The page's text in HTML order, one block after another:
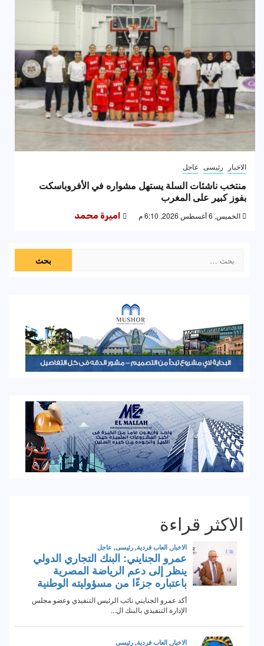
الاخبار رئيسى عاجل
منتخب ناشئات السلة يستهل مشواره في الأفروباسكت
بفوز كبير على المغرب
الخميس, 6 أغسطس 2026, 6:10 م اميرة محمد
عن:
الاكثر قراءة